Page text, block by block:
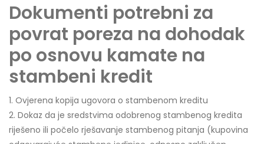
Dokumenti potrebni za
povrat poreza na dohodak
po osnovu kamate na
stambeni kredit
1. Ovjerena kopija ugovora o stambenom kreditu
2. Dokaz da je sredstvima odobrenog stambenog kredita
riješeno ili počelo rješavanje stambenog pitanja (kupovina